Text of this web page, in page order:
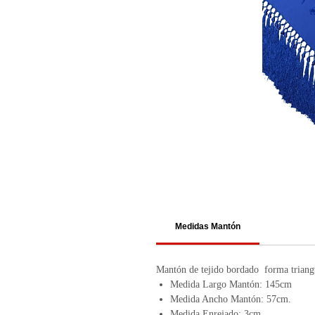
Medidas Mantón
Mantón de tejido bordado forma
Medida Largo Mantón: 145cm
Medida Ancho Mantón: 57cm.